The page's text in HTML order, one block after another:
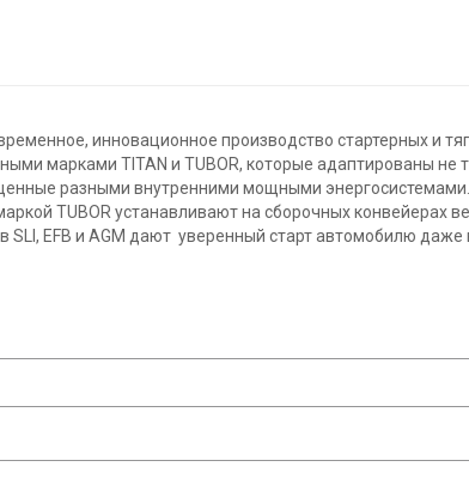
инновационное производство стартерных и
марками TITAN и TUBOR, которые адаптированы
разными внутренними мощными
TUBOR устанавливают на сборочных конвейерах
EFB и AGM дают уверенный старт автомобилю даже